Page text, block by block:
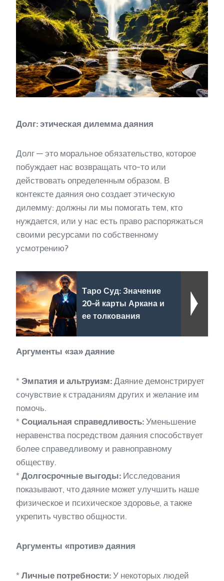
Долг: этическая дилемма даяния
Долг — это моральное обязательство, которое
побуждает нас возвращать что-то или
действовать определенным образом. В
контексте даяния оно создает этическую
дилемму: должны ли мы помогать тем, кто
нуждается, или у нас есть право распоряжаться
своими ресурсами по собственному
усмотрению?
Таро Суд: Значение
20-й карты Аркана и
ее толкования
Аргументы «за» даяние
* Эмпатия и альтруизм: Даяние демонстрирует
сочувствие к страданиям других и желание им
помочь.
* Социальная справедливость: Уменьшение
неравенства посредством даяния способствует
более справедливому и равноправному
обществу.
* Долгосрочные выгоды: Исследования
показывают, что даяние может улучшить наше
физическое и психическое здоровье, а также
укрепить чувство общности.
Аргументы «против» даяния
* Личные потребности: У некоторых людей